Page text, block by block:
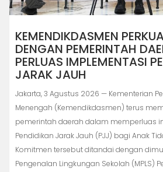
KEMENDIKDASMEN
DENGAN PEMERINTAH
PERLUAS IMPLEMENTASI
JARAK JAUH
Jakarta, 3 Agustus 2026 — Kementerian
Menengah (Kemendikdasmen) terus
pemerintah daerah dalam memperluas
Pendidikan Jarak Jauh (PJJ) bagi Anak
Komitmen tersebut ditandai dengan
Pengenalan Lingkungan Sekolah (MPLS)